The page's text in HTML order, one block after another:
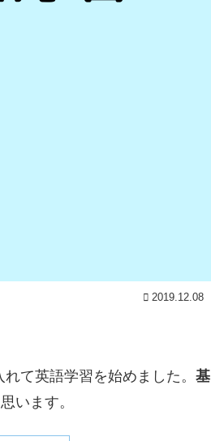
2019.12.08
て英語学習を始めました。 基
います。